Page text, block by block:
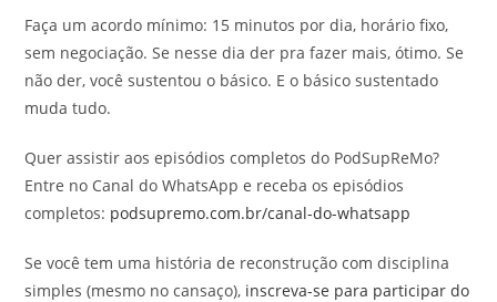
Faça um acordo mínimo: 15 minutos por dia, horário fixo,
sem negociação. Se nesse dia der pra fazer mais, ótimo. Se
não der, você sustentou o básico. E o básico sustentado
muda tudo.
Quer assistir aos episódios completos do PodSupReMo?
Entre no Canal do WhatsApp e receba os episódios
completos: podsupremo.com.br/canal-do-whatsapp
Se você tem uma história de reconstrução com disciplina
simples (mesmo no cansaço), inscreva-se para participar do